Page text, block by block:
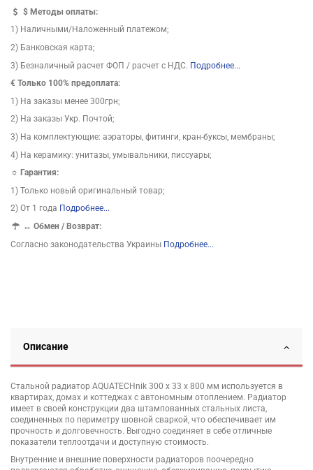
$Методы оплаты:
1) Наличными/Наложенный платежом;
2) Банковская карта;
3) Безналичный расчет ФОП / расчет с НДС. Подробнее...
€ Только 100% предоплата:
1) На заказы менее 300грн;
2) На заказы Укр. Почтой;
3) На комплектующие: аэраторы, фитинги, кран-буксы, мембраны;
4) На керамику: унитазы, умывальники, писсуары;
☼ Гарантия:
1) Только новый оригинальный товар;
2) От 1 года Подробнее...
↔Обмен / Возврат:
Согласно законодательства Украины Подробнее...
Описание
Стальной радиатор AQUATECHnik 300 x 33 x 800 мм используется в
квартирах, домах и коттеджах с автономным отоплением. Радиатор
имеет в своей конструкции два штампованных стальных листа,
соединенных по периметру шовной сваркой, что обеспечивает им
прочность и долговечность. Выгодно соединяет в себе отличные
показатели теплоотдачи и доступную стоимость.
Внутренние и внешние поверхности радиаторов поочередно